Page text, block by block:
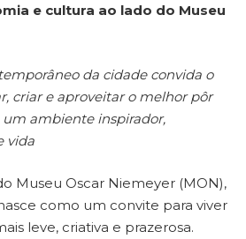
e cultura ao lado do Museu
da cidade convida o
criar e aproveitar o melhor pôr
ambiente inspirador,
vida
Museu Oscar Niemeyer (MON),
como um convite para viver
leve, criativa e prazerosa.